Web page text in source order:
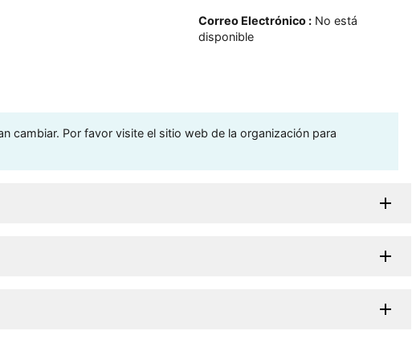
Correo Electrónico: No está
disponible
cambiar. Por favor visite el sitio web de la organización para